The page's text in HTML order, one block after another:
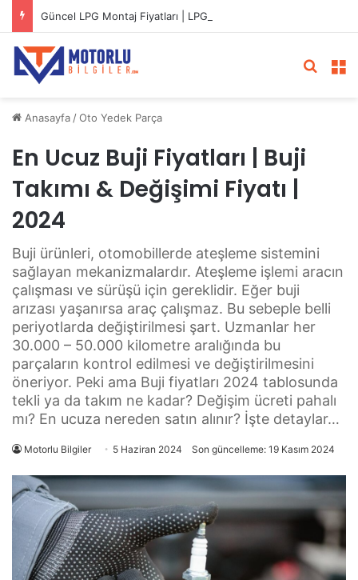
Güncel LPG Montaj Fiyatları | LPG Ne Kadara Takılır?
Anasayfa /Oto Yedek Parça
En Ucuz Buji Fiyatları | Buji
Takımı & Değişimi Fiyatı |
2024
Buji ürünleri, otomobillerde ateşleme sistemini
sağlayan mekanizmalardır. Ateşleme işlemi aracın
çalışması ve sürüşü için gereklidir. Eğer buji
arızası yaşanırsa araç çalışmaz. Bu sebeple belli
periyotlarda değiştirilmesi şart. Uzmanlar her
30.000 – 50.000 kilometre aralığında bu
parçaların kontrol edilmesi ve değiştirilmesini
öneriyor. Peki ama Buji fiyatları 2024 tablosunda
tekli ya da takım ne kadar? Değişim ücreti pahalı
mı? En ucuza nereden satın alınır? İşte detaylar…
Motorlu Bilgiler 5 Haziran 2024 Son güncelleme: 19 Kasım 2024